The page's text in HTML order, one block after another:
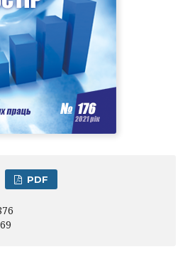
PDF